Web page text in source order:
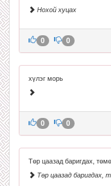
Нохой хуцах
0 0
хүлэг морь
0 0
Төр цаазад баригдах,
Төр цаазад баригдах,